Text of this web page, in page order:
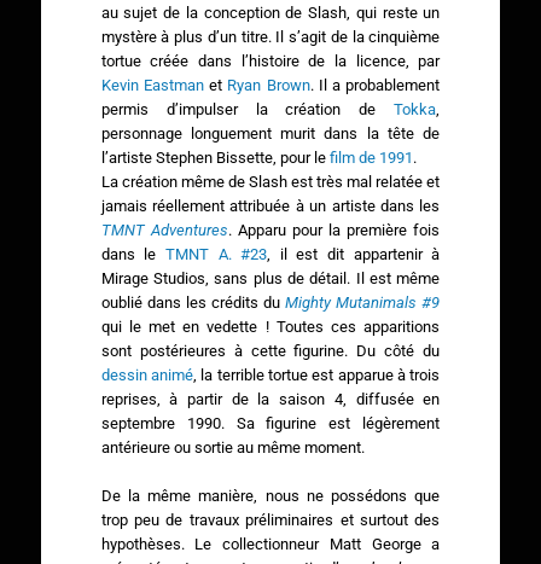
au sujet de la conception de Slash, qui reste un
mystère à plus d’un titre. Il s’agit de la cinquième
tortue créée dans l’histoire de la licence, par
Kevin Eastmanet Ryan Brown. Il a probablement
permis d’impulser la création deTokka,
personnage longuement murit dans la tête de
l’artiste Stephen Bissette, pour le film de 1991 .
La création même de Slash est très mal relatée et
jamais réellement attribuée à un artiste dans les
TMNT Adventures. Apparu pour la première fois
dans le TMNT A. #23, il est dit appartenir à
Mirage Studios, sans plus de détail. Il est même
oublié dans les crédits duMighty Mutanimals #9
qui le met en vedette ! Toutes ces apparitions
sont postérieures à cette figurine. Du côté du
dessin animé, la terrible tortue est apparue à trois
reprises, à partir de la saison 4, diffusée en
septembre 1990. Sa figurine est légèrement
antérieure ou sortie au même moment.
De la même manière, nous ne possédons que
trop peu de travaux préliminaires et surtout des
hypothèses. Le collectionneur Matt George a